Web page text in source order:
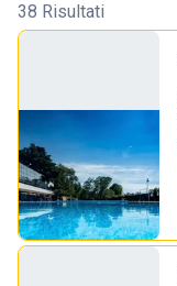
38 Risultati